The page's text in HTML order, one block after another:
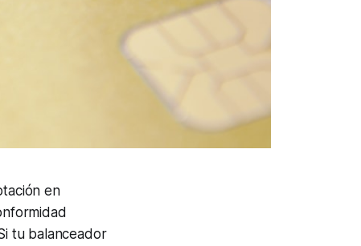
en
tu balanceador